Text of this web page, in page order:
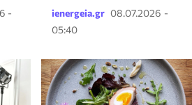
-
ienergeia.gr 08.07.2026 -
05:40